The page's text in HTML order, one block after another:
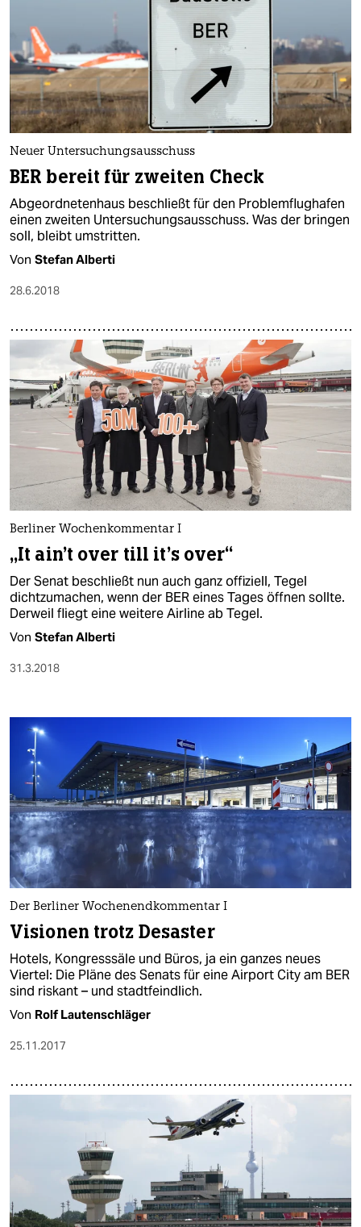
unterstützen
abo
genossenschaft
epaper login
Neuer Untersuchungsausschuss
BER bereit für zweiten Check
Abgeordnetenhaus beschließt für den Problemflughafen
einen zweiten Untersuchungsausschuss. Was der bringen
soll, bleibt umstritten.
Von Stefan Alberti
28.6.2018
Berliner Wochenkommentar I
„It ain’t over till it’s over“
Der Senat beschließt nun auch ganz offiziell, Tegel
dichtzumachen, wenn der BER eines Tages öffnen sollte.
Derweil fliegt eine weitere Airline ab Tegel.
Von Stefan Alberti
31.3.2018
Der Berliner Wochenendkommentar I
Visionen trotz Desaster
Hotels, Kongresssäle und Büros, ja ein ganzes neues
Viertel: Die Pläne des Senats für eine Airport City am BER
sind riskant – und stadtfeindlich.
Von Rolf Lautenschläger
25.11.2017